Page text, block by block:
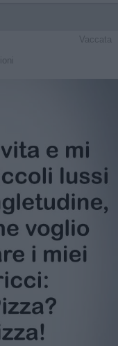
Vaccata